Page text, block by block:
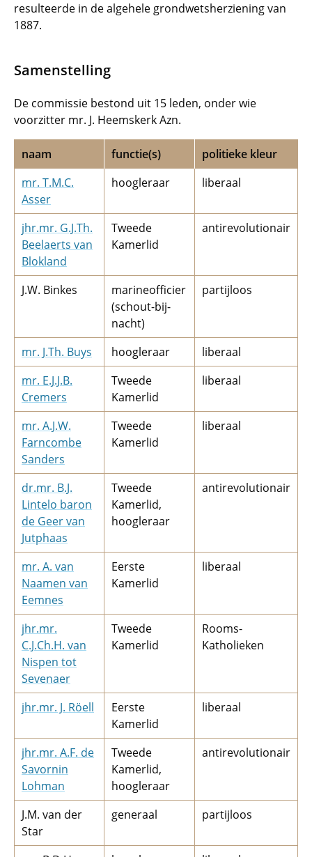
resulteerde in de algehele grondwetsherziening van
1887.
Samenstelling
De commissie bestond uit 15 leden, onder wie
voorzitter mr. J. Heemskerk Azn.
naam functie(s)
politieke kleur
mr. T.M.C.
Asser
hoogleraar liberaal
jhr.mr. G.J.Th.
Beelaerts van
Blokland
Tweede
Kamerlid
antirevolutionair
J.W. Binkes
marineofficier
(schout-bij-
nacht)
partijloos
mr. J.Th. Buys hoogleraar
liberaal
mr. E.J.J.B.
Cremers
Tweede
Kamerlid
liberaal
mr. A.J.W.
Farncombe
Sanders
Tweede
Kamerlid
liberaal
dr.mr. B.J.
Lintelo baron
de Geer van
Jutphaas
Tweede
Kamerlid,
hoogleraar
antirevolutionair
mr. A. van
Naamen van
Eemnes
Eerste
Kamerlid
liberaal
jhr.mr.
C.J.Ch.H. van
Nispen tot
Sevenaer
Tweede
Kamerlid
Rooms-
Katholieken
jhr.mr. J. Röell
Eerste
Kamerlid
liberaal
jhr.mr. A.F. de
Savornin
Lohman
Tweede
Kamerlid,
hoogleraar
antirevolutionair
J.M. van der
Star
generaal partijloos